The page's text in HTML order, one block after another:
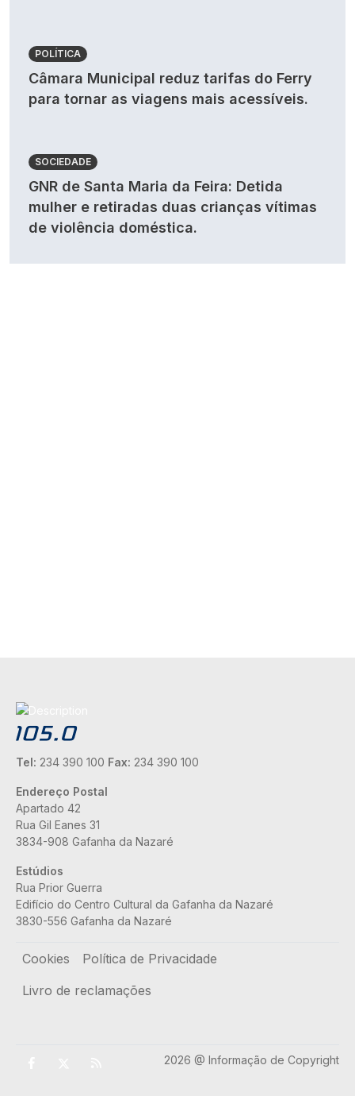
POLÍTICA
Câmara Municipal reduz tarifas do Ferry
para tornar as viagens mais acessíveis.
SOCIEDADE
GNR de Santa Maria da Feira: Detida
mulher e retiradas duas crianças vítimas
de violência doméstica.
Tel: 234 390 100 Fax: 234 390 100
Endereço Postal
Apartado 42
Rua Gil Eanes 31
3834-908 Gafanha da Nazaré
Estúdios
Rua Prior Guerra
Edifício do Centro Cultural da Gafanha da Nazaré
3830-556 Gafanha da Nazaré
Rodapé
Cookies
Política de Privacidade
Livro de reclamações
2026 @ Informação de Copyright